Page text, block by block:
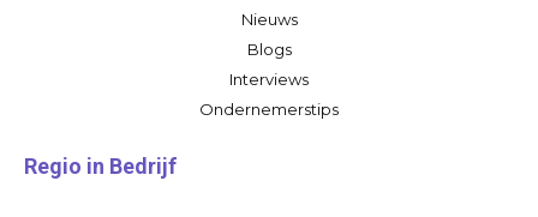
Nieuws
Blogs
Interviews
Ondernemerstips
Regio in Bedrijf